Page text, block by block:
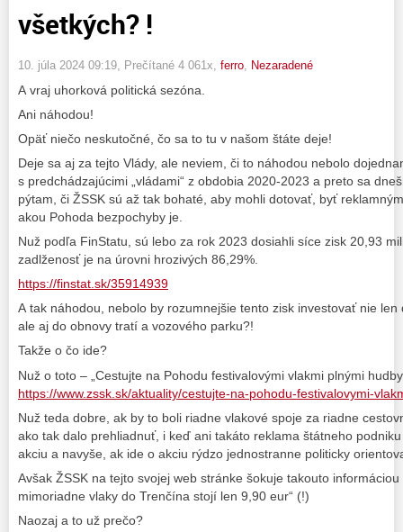
všetkých? !
10. júla 2024 09:19 , Prečítané 4 061x, ferro Nezaradené
A vraj uhorková politická sezóna.
Ani náhodou!
Opäť niečo neskutočné, čo sa to tu v našom štáte deje!
Deje sa aj za tejto Vlády, ale neviem, či to náhodou nebolo
s predchádzajúcimi „vládami“ z obdobia 2020-2023 a preto sa
pýtam, či ŽSSK sú až tak bohaté, aby mohli dotovať, byť
akou Pohoda bezpochyby je.
Nuž podľa FinStatu, sú lebo za rok 2023 dosiahli síce zisk 20,93
zadlženosť je na úrovni hrozivých 86,29%.
https://finstat.sk/35914939
A tak náhodou, nebolo by rozumnejšie tento zisk investovať nie
ale aj do obnovy tratí a vozového parku?!
Takže o čo ide?
Nuž o toto – „Cestujte na Pohodu festivalovými vlakmi plnými
https://www.zssk.sk/aktuality/cestujte-na-pohodu-festivalovymi-
Nuž teda dobre, ak by to boli riadne vlakové spoje za riadne
ako tak dalo prehliadnuť, i keď ani takáto reklama štátneho
akciu a navyše, ak ide o akciu rýdzo jednostranne politicky
Avšak ŽSSK na tejto svojej web stránke šokuje takouto
mimoriadne vlaky do Trenčína stojí len 9,90 eur“ (!)
Naozaj a to už prečo?